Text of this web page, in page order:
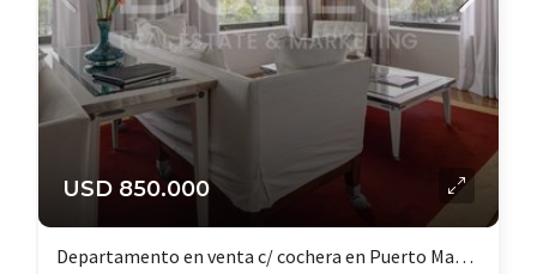
USD 850.000
Departamento en venta c/ cochera en Puerto Madero